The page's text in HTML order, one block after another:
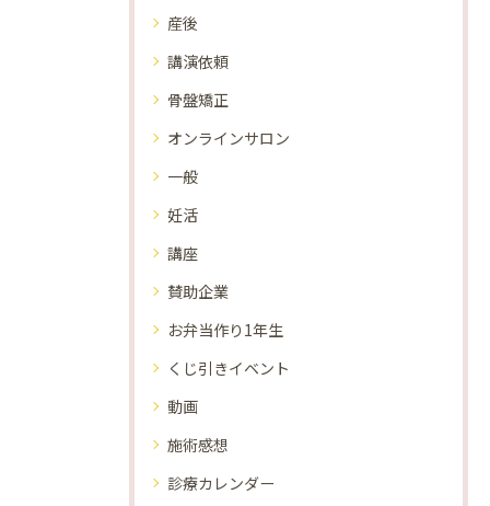
産後
講演依頼
骨盤矯正
オンラインサロン
一般
妊活
講座
賛助企業
お弁当作り1年生
くじ引きイベント
動画
施術感想
診療カレンダー